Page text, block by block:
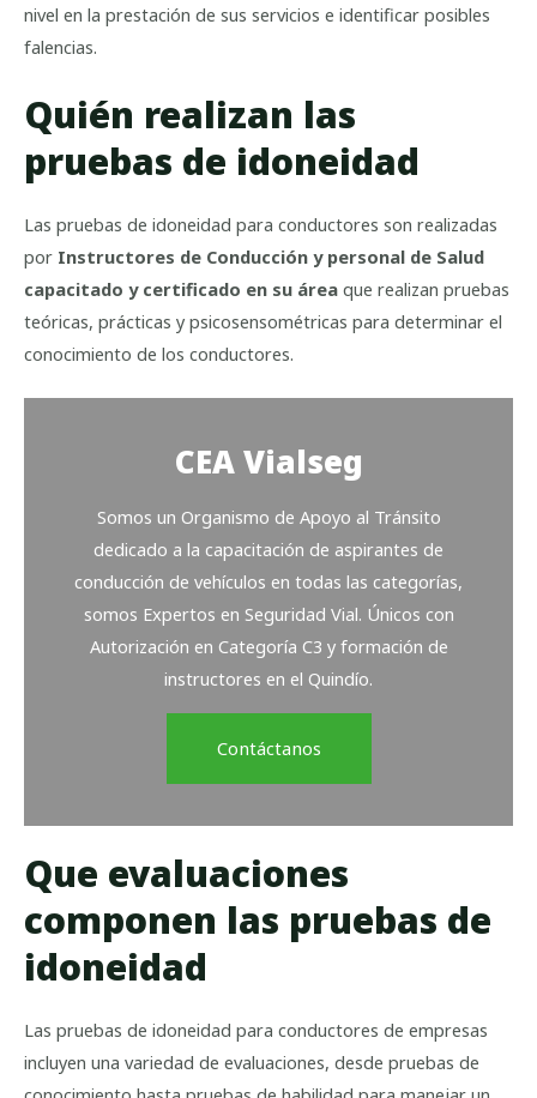
nivel en la prestación de sus servicios e identificar posibles
falencias.
Quién realizan las
pruebas de idoneidad
Las pruebas de idoneidad para conductores son realizadas
por Instructores de Conducción y personal de Salud
capacitado y certificado en su área que realizan pruebas
teóricas, prácticas y psicosensométricas para determinar el
conocimiento de los conductores.
CEA Vialseg
Somos un Organismo de Apoyo al Tránsito
dedicado a la capacitación de aspirantes de
conducción de vehículos en todas las categorías,
somos Expertos en Seguridad Vial. Únicos con
Autorización en Categoría C3 y formación de
instructores en el Quindío.
Contáctanos
Que evaluaciones
componen las pruebas de
idoneidad
Las pruebas de idoneidad para conductores de empresas
incluyen una variedad de evaluaciones, desde pruebas de